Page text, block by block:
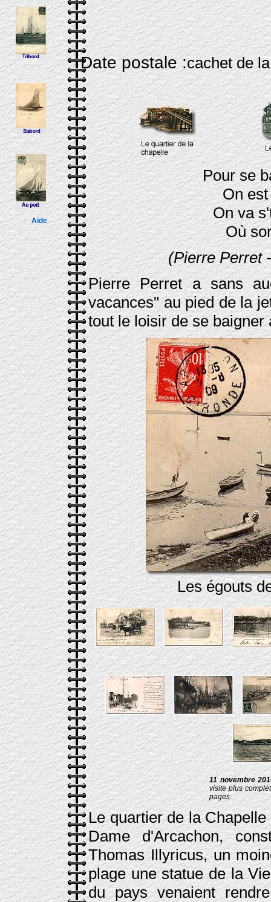
Aide
Date postale :cachet
Pour se
On
On va
Où
(Pierre Perret
Pierre Perret a sans
vacances" au pied de la
tout le loisir de se
Les égouts
11 novembre
visite plus
pages.
Le quartier de la
Dame d'Arcachon,
Thomas Illyricus, un
plage une statue de la
du pays venaient